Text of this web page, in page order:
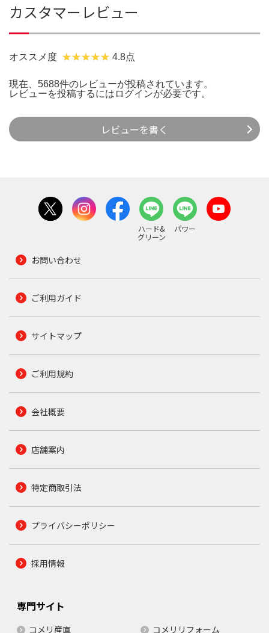
カスタマーレビュー
オススメ度 4.8点
現在、5688件のレビューが投稿されています。
レビューを投稿するには ログインが必要です。
レビューを書く
ハード&
グリーン
パワー
お問い合わせ
ご利用ガイド
サイトマップ
ご利用規約
会社概要
店舗案内
特定商取引法
プライバシーポリシー
採用情報
専門サイト
コメリ産直 コメリリフォーム